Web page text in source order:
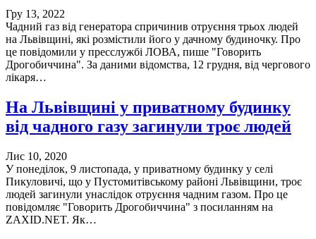
Гру 13, 2022
Чадний газ від генератора спричинив отруєння трьох людей
на Львівщині, які розмістили його у дачному будиночку. Про
це повідомили у пресслужбі ЛОВА, пише "Говорить
Дрогобиччина". За даними відомства, 12 грудня, від чергового
лікаря…
На Львівщині у приватному будинку
від чадного газу загинули троє людей
Лис 10, 2020
У понеділок, 9 листопада, у приватному будинку у селі
Пикуловичі, що у Пустомитівському районі Львівщини, троє
людей загинули унаслідок отруєння чадним газом. Про це
повідомляє "Говорить Дрогобиччина" з посиланням на
ZAXID.NET. Як…